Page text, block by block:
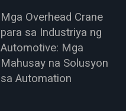
Mga Overhead Crane
para sa Industriya ng
Automotive: Mga
Mahusay na Solusyon
sa Automation